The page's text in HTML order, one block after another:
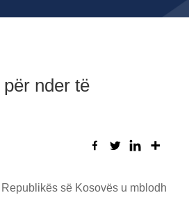
nder të
së Kosovës u mblodh